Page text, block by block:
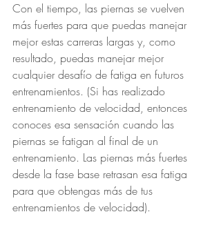
Con el tiempo, las piernas se vuelven
más fuertes para que puedas manejar
mejor estas carreras largas y, como
resultado, puedas manejar mejor
cualquier desafío de fatiga en futuros
entrenamientos. (Si has realizado
entrenamiento de velocidad, entonces
conoces esa sensación cuando las
piernas se fatigan al final de un
entrenamiento. Las piernas más fuertes
desde la fase base retrasan esa fatiga
para que obtengas más de tus
entrenamientos de velocidad).